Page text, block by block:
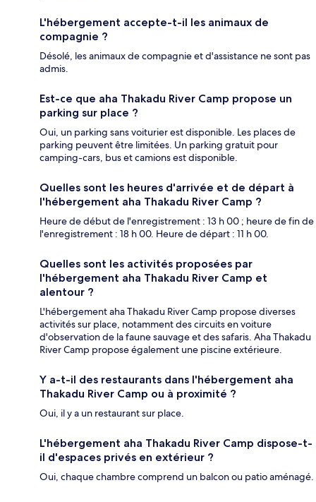
L'hébergement accepte-t-il les animaux de
compagnie ?
Désolé, les animaux de compagnie et d'assistance ne sont pas
admis.
Est-ce que aha Thakadu River Camp propose un
parking sur place ?
Oui, un parking sans voiturier est disponible. Les places de
parking peuvent être limitées. Un parking gratuit pour
camping-cars, bus et camions est disponible.
Quelles sont les heures d'arrivée et de départ à
l'hébergement aha Thakadu River Camp ?
Heure de début de l'enregistrement : 13 h 00 ; heure de fin de
l'enregistrement : 18 h 00. Heure de départ : 11 h 00.
Quelles sont les activités proposées par
l'hébergement aha Thakadu River Camp et
alentour ?
L'hébergement aha Thakadu River Camp propose diverses
activités sur place, notamment des circuits en voiture
d'observation de la faune sauvage et des safaris. Aha Thakadu
River Camp propose également une piscine extérieure.
Y a-t-il des restaurants dans l'hébergement aha
Thakadu River Camp ou à proximité ?
Oui, il y a un restaurant sur place.
L'hébergement aha Thakadu River Camp dispose-t-
il d'espaces privés en extérieur ?
Oui, chaque chambre comprend un balcon ou patio aménagé.